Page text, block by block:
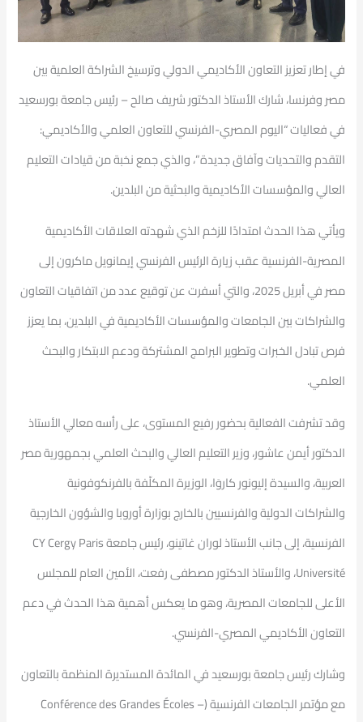
في إطار تعزيز التعاون الأكاديمي الدولي وترسيخ الشراكة العلمية بين
مصر وفرنسا، شارك الأستاذ الدكتور شريف صالح – رئيس جامعة بورسعيد
في فعاليات “اليوم المصري-الفرنسي للتعاون العلمي والأكاديمي:
التقدم والتحديات وآفاق جديدة”، والذي جمع نخبة من قيادات التعليم
العالي والمؤسسات الأكاديمية والبحثية من البلدين.
ويأتي هذا الحدث امتدادًا للزخم الذي شهدته العلاقات الأكاديمية
المصرية-الفرنسية عقب زيارة الرئيس الفرنسي إيمانويل ماكرون إلى
مصر في أبريل 2025، والتي أسفرت عن توقيع عدد من اتفاقيات التعاون
والشراكات بين الجامعات والمؤسسات الأكاديمية في البلدين، بما يعزز
فرص تبادل الخبرات وتطوير البرامج المشتركة ودعم الابتكار والبحث
العلمي.
وقد تشرفت الفعالية بحضور رفيع المستوى، على رأسه معالي الأستاذ
الدكتور أيمن عاشور، وزير التعليم العالي والبحث العلمي بجمهورية مصر
العربية، والسيدة إليونور كاروَا، الوزيرة المكلّفة بالفرنكوفونية
والشراكات الدولية والفرنسيين بالخارج بوزارة أوروبا والشؤون الخارجية
الفرنسية، إلى جانب الأستاذ لوران غاتينو، رئيس جامعة CY Cergy Paris
Université، والأستاذ الدكتور مصطفى رفعت، الأمين العام للمجلس
الأعلى للجامعات المصرية، وهو ما يعكس أهمية هذا الحدث في دعم
التعاون الأكاديمي المصري-الفرنسي.
وشارك رئيس جامعة بورسعيد في المائدة المستديرة المنظمة بالتعاون
مع مؤتمر الجامعات الفرنسية (Conférence des Grandes Écoles –